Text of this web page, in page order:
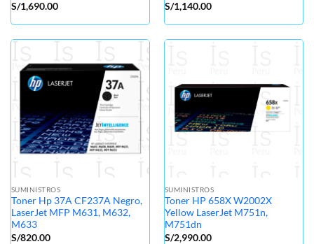
S/1,690.00
S/1,140.00
SUMINISTROS
Toner Hp 37A CF237A Negro,
LaserJet MFP M631, M632,
M633
S/820.00
SUMINISTROS
Toner HP 658X W2002X
Yellow LaserJet M751n,
M751dn
S/2,990.00